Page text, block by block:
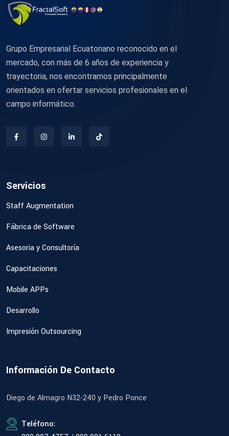
Grupo Empresarial Ecuatoriano reconocido en el
mercado, con más de 6 años de experiencia y
trayectoria, nos encontramos principalmente
orientados en ofertar servicios profesionales en el
campo informático.
Servicios
Staff Augmentation
Fábrica de Software
Asesoria y Consultoría
Capacitaciones
Mobile APPs
Desarrollo
Impresión Outsourcing
Información De Contacto
Diego de Almagro N32-240 y Pedro Ponce
Teléfono: